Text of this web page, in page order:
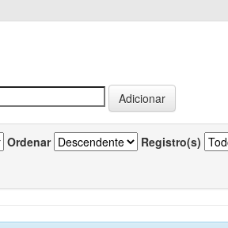
Ordenar Registro(s)